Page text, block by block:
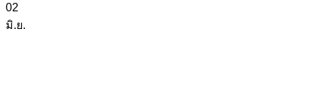
02
มิ.ย.